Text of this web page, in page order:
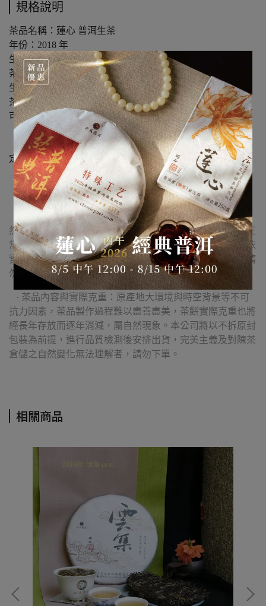
規格說明
茶品名稱：蓮心 普洱生茶
年份：2018 年
生熟：生茶
茶種：雲南大葉茶
生長型態：古樹茶
茶區：版納茶區
可選規格：
· 25g 茶樣
· 357g / 餅（附圓餅盒*1）
定製出品：石昆牧經典茶文化
【購買須知】
· 茶品外包裝：因倉儲環境影響，普洱茶外包紙張出現自
然陳化之輕微破損、茶漬斑駁或茶油暈染等痕跡，屬陳化正
常情況。本公司將盡可能以包裝美觀品項優先出貨，具體依
實際倉儲狀態為準，完美主義及對外觀保存度高要求者，請
勿下單。
· 茶品內容與實際克重：原產地大環境與時空背景等不可
抗力因素，茶品製作過程難以盡善盡美，茶餅實際克重也將
經長年存放而逐年消減，屬自然現象。本公司將以不拆原封
包裝為前提，進行品質檢測後安排出貨，完美主義及對陳茶
倉儲之自然變化無法理解者，請勿下單。
相關商品